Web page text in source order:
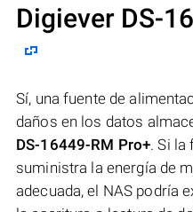
Digiever DS-
Sí, una fuente de
daños en los datos
DS-16449-RM Pro+. Si la
suministra la energía de
adecuada, el NAS podría